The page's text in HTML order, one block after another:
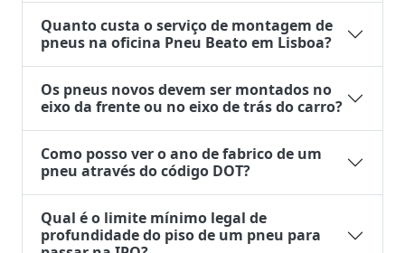
Quanto custa o serviço de montagem de
pneus na oficina Pneu Beato em Lisboa?
Os pneus novos devem ser montados no
eixo da frente ou no eixo de trás do carro?
Como posso ver o ano de fabrico de um
pneu através do código DOT?
Qual é o limite mínimo legal de
profundidade do piso de um pneu para